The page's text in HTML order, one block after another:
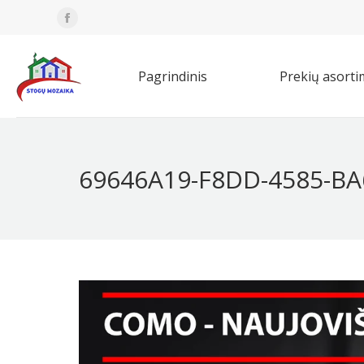
Facebook
opens
in
Pagrindinis Prekių
69646A19-F8DD-4585-
Prekių